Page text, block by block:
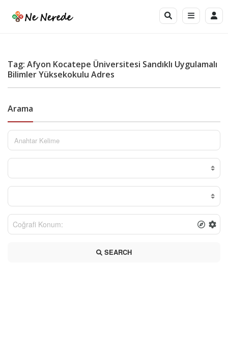
Tag: Afyon Kocatepe Üniversitesi Sandıklı Uygulamalı
Bilimler Yüksekokulu Adres
Arama
SEARCH